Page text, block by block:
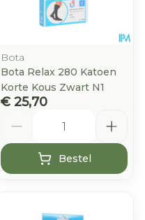
Bota
Bota Relax 280 Katoen
Korte Kous Zwart N1
€ 25,70
Bestel